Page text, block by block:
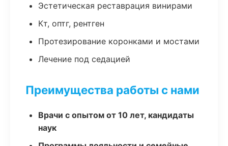
Эстетическая реставрация винирами
Кт, оптг, рентген
Протезирование коронками и мостами
Лечение под седацией
Преимущества работы с нами
Врачи с опытом от 10 лет, кандидаты
наук